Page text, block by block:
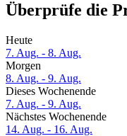
Überprüfe die
Heute
7. Aug. - 8. Aug.
Morgen
8. Aug. - 9. Aug.
Dieses Wochenende
7. Aug. - 9. Aug.
Nächstes Wochenende
14. Aug. - 16. Aug.